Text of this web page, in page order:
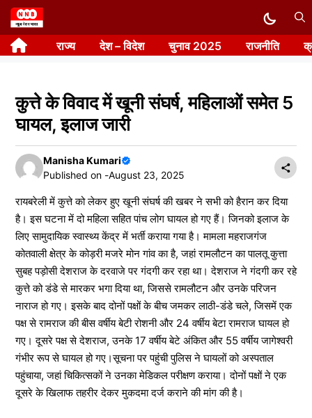
Skip
to
content राज्य देश – विदेश चुनाव 2025 राजनीति
कुत्ते के विवाद में खूनी संघर्ष, महिलाओं समेत 5
घायल, इलाज जारी
Manisha Kumari
Published on -August 23, 2025
रायबरेली में कुत्ते को लेकर हुए खूनी संघर्ष की खबर ने सभी को हैरान कर दिया
है। इस घटना में दो महिला सहित पांच लोग घायल हो गए हैं। जिनको इलाज के
लिए सामुदायिक स्वास्थ्य केंद्र में भर्ती कराया गया है। मामला महराजगंज
कोतवाली क्षेत्र के कोड़री मजरे मोन गांव का है, जहां रामलौटन का पालतू कुत्ता
सुबह पड़ोसी देशराज के दरवाजे पर गंदगी कर रहा था। देशराज ने गंदगी कर रहे
कुत्ते को डंडे से मारकर भगा दिया था, जिससे रामलौटन और उनके परिजन
नाराज हो गए। इसके बाद दोनों पक्षों के बीच जमकर लाठी-डंडे चले, जिसमें एक
पक्ष से रामराज की बीस वर्षीय बेटी रोशनी और 24 वर्षीय बेटा रामराज घायल हो
गए। दूसरे पक्ष से देशराज, उनके 17 वर्षीय बेटे अंकित और 55 वर्षीय जागेश्वरी
गंभीर रूप से घायल हो गए।सूचना पर पहुंची पुलिस ने घायलों को अस्पताल
पहुंचाया, जहां चिकित्सकों ने उनका मेडिकल परीक्षण कराया। दोनों पक्षों ने एक
दूसरे के खिलाफ तहरीर देकर मुकदमा दर्ज कराने की मांग की है।